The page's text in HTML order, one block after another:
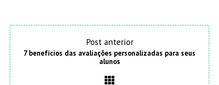
Post anterior
7 benefícios das avaliações personalizadas para seus
alunos